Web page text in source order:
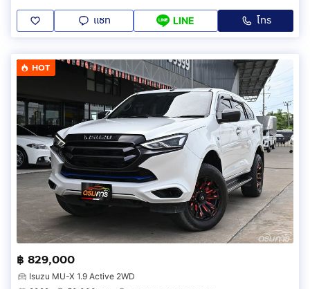
แชท LINE โทร
HOT
฿ 829,000
Isuzu MU-X 1.9 Active 2WD